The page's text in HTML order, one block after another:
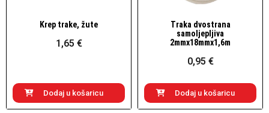
Brzi pogled
Krep trake, žute
1,65 €
Dodaj u košaricu
Brzi pogled
Traka dvostrana
samoljepljiva
2mmx18mmx1,6m
0,95 €
Dodaj u košaricu